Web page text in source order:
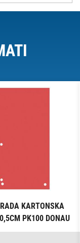
KARTONSKA
PK100 DONAU
04PL CRVENA